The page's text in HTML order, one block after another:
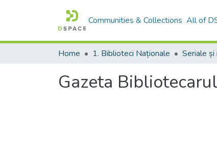
Communities & Collections All of
Home 1. Biblioteci Naționale
Gazeta